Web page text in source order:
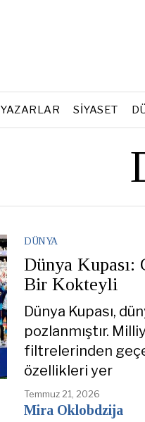
YAZARLAR SIYASET
DÜNYA
Dünya
Bir Kokteyli
Dünya Kupası,
pozlanmıştır.
filtrelerinden
özellikleri yer
Temmuz 21, 2026
Mira Oklobdzija